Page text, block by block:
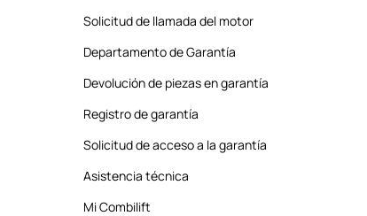
Solicitud de llamada del motor
Departamento de Garantía
Devolución de piezas en garantía
Registro de garantía
Solicitud de acceso a la garantía
Asistencia técnica
Mi Combilift